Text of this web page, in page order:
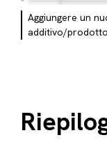
Aggiungere un
additivo/